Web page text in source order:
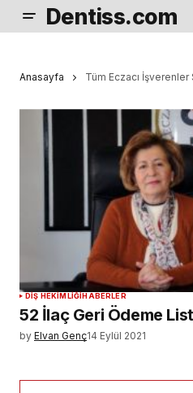
Dentiss.com
Anasayfa Tüm Eczacı İşverenler
DIŞ HEKIMLIĞIHABERLER
52 İlaç Geri Ödeme
by Elvan Genç14 Eylül 2021